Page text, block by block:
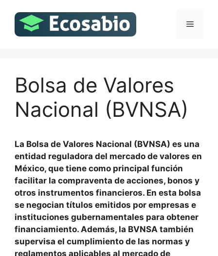
contenido
Menú
Bolsa de Valores
Nacional (BVNSA)
La Bolsa de Valores Nacional (BVNSA) es una
entidad reguladora del mercado de valores en
México, que tiene como principal función
facilitar la compraventa de acciones, bonos y
otros instrumentos financieros. En esta bolsa
se negocian títulos emitidos por empresas e
instituciones gubernamentales para obtener
financiamiento. Además, la BVNSA también
supervisa el cumplimiento de las normas y
reglamentos aplicables al mercado de